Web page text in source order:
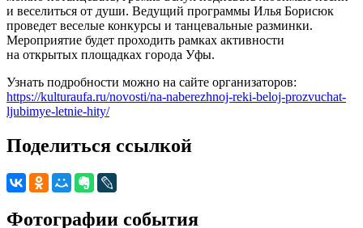
и веселиться от души. Ведущий программы Илья Борисюк
проведет веселые конкурсы и танцевальные разминки.
Мероприятие будет проходить рамках активности
на открытых площадках города Уфы.
Узнать подробности можно на сайте организаторов:
https://kulturaufa.ru/novosti/na-naberezhnoj-reki-beloj-prozvuchat-
ljubimye-letnie-hity/
Поделиться ссылкой
Фотографии события